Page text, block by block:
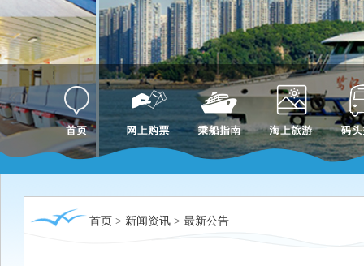
首页 > 新闻资讯 > 最新公告